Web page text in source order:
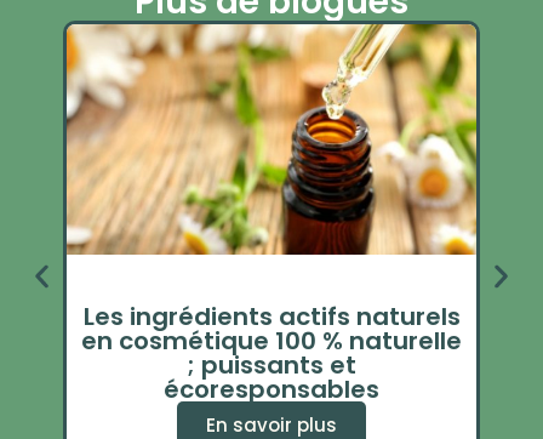
Les ingrédients actifs naturels
en cosmétique 100 % naturelle
; puissants et
écoresponsables
En savoir plus